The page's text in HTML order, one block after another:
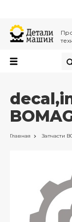
Главная Запчасти